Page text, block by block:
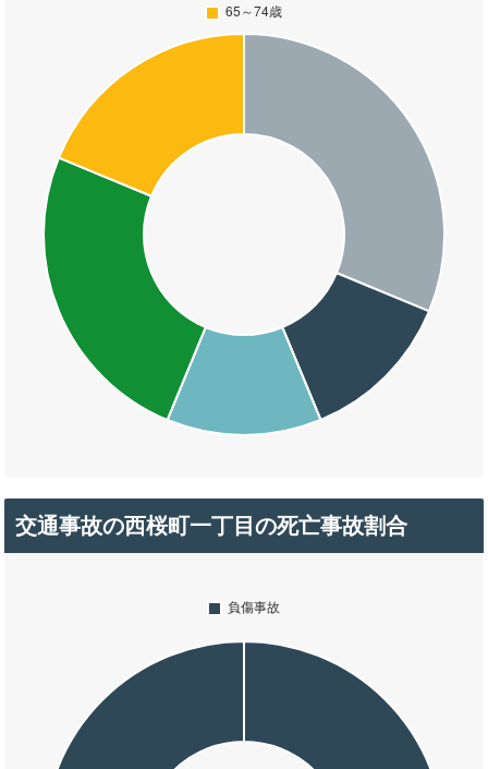
交通事故の西桜町一丁目の死亡事故割合